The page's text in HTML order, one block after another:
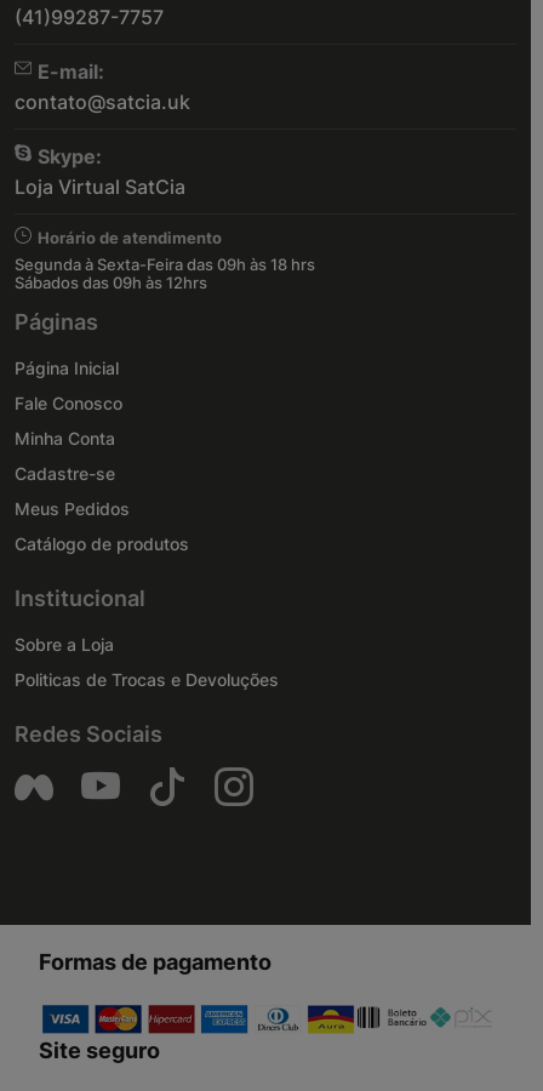
(41)99287-7757
E-mail:
contato@satcia.uk
Skype:
Loja Virtual SatCia
Horário de atendimento
Segunda à Sexta-Feira das 09h às 18 hrs
Sábados das 09h às 12hrs
Páginas
Página Inicial
Fale Conosco
Minha Conta
Cadastre-se
Meus Pedidos
Catálogo de produtos
Institucional
Sobre a Loja
Politicas de Trocas e Devoluções
Redes Sociais
Formas de pagamento
Site seguro